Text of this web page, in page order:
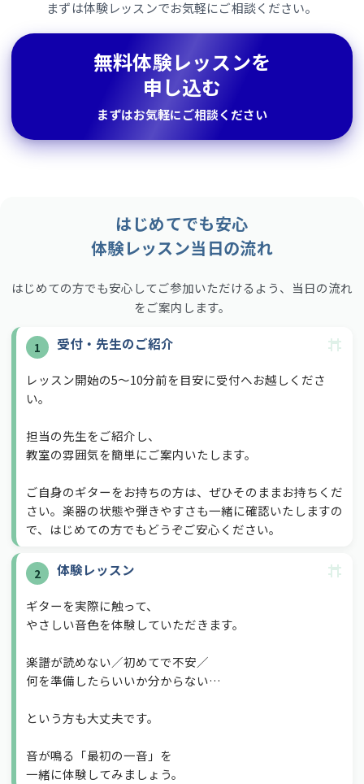
験
ス
ン
込
まずは体験レッスンでお気軽にご相談ください。
無料体験レッスンを
申し込む
まずはお気軽にご相談ください
はじめてでも安心
体験レッスン当日の流れ
やさしい音色にふれる
はじめての方でも安心してご参加いただけるよう、当日の流れ
をご案内します。
1 受付・先生のご紹介
レッスン開始の5〜10分前を目安に受付へお越しくださ
い。
担当の先生をご紹介し、
教室の雰囲気を簡単にご案内いたします。
ご自身のギターをお持ちの方は、ぜひそのままお持ちくだ
さい。楽器の状態や弾きやすさも一緒に確認いたしますの
で、はじめての方でもどうぞご安心ください。
2 体験レッスン
ギターを実際に触って、
やさしい音色を体験していただきます。
楽譜が読めない／初めてで不安／
何を準備したらいいか分からない…
という方も大丈夫です。
音が鳴る「最初の一音」を
一緒に体験してみましょう。